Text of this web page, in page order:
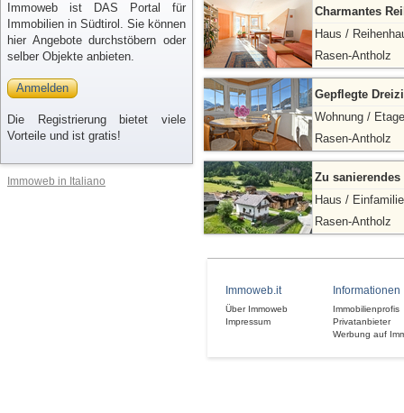
Immoweb ist DAS Portal für
Immobilien in Südtirol. Sie können
hier Angebote durchstöbern oder
selber Objekte anbieten.
Anmelden
Die Registrierung bietet viele
Vorteile und ist gratis!
Immoweb in Italiano
Charmantes
Haus /
Rasen-Antholz
Gepflegte
Wohnung / Etage
Rasen-Antholz
Zu
Haus /
Rasen-Antholz
Immoweb.it
Über Immoweb
Impressum
Informationen
Immobilienprofis
Privatanbieter
Werbung auf